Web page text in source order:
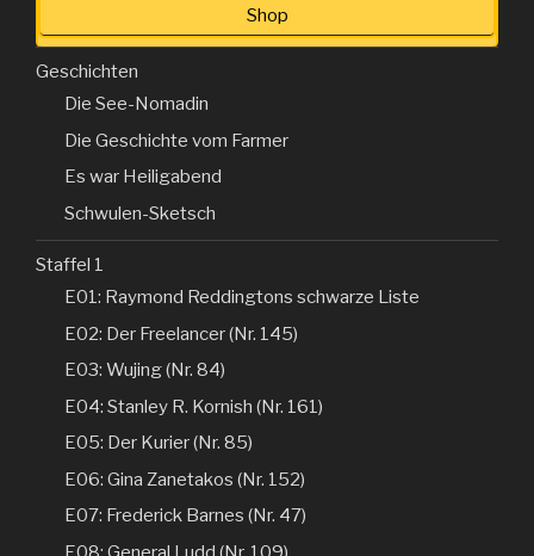
Shop
Geschichten
Die See-Nomadin
Die Geschichte vom Farmer
Es war Heiligabend
Schwulen-Sketsch
Staffel 1
E01: Raymond Reddingtons schwarze Liste
E02: Der Freelancer (Nr. 145)
E03: Wujing (Nr. 84)
E04: Stanley R. Kornish (Nr. 161)
E05: Der Kurier (Nr. 85)
E06: Gina Zanetakos (Nr. 152)
E07: Frederick Barnes (Nr. 47)